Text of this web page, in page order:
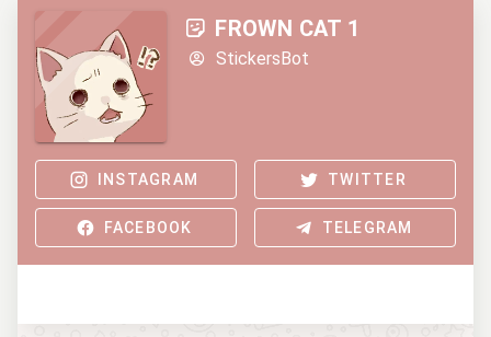
FROWN CAT 1
StickersBot
INSTAGRAM TWITTER
FACEBOOK TELEGRAM